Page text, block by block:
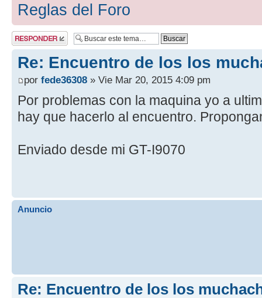
Reglas del Foro
Publicar una
respuesta
Re: Encuentro de los los
por fede36308 » Vie Mar 20, 2015 4:09 pm
Por problemas con la maquina yo a
hay que hacerlo al encuentro.
Enviado desde mi GT-I9070
Anuncio
Re: Encuentro de los los